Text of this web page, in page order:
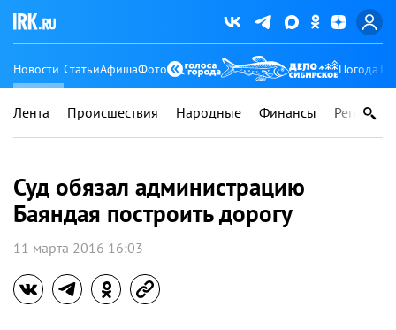
Новости СтатьиАфишаФото Погода
Лента Происшествия Народные Финансы Регионы
Суд обязал администрацию
Баяндая построить дорогу
11 марта 2016 16:03